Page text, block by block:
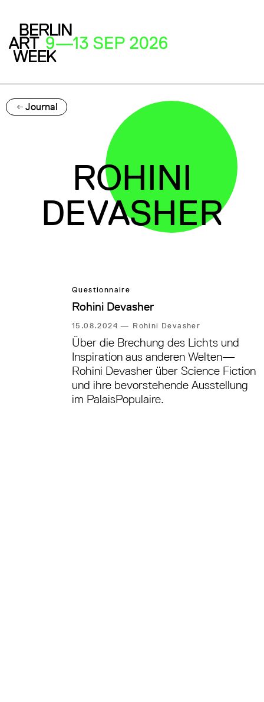
Journal
ROHINI
DEVASHER
Questionnaire
Rohini Devasher
15.08.2024— Rohini Devasher
Über die Brechung des Lichts und
Inspiration aus anderen Welten—
Rohini Devasher über Science Fiction
und ihre bevorstehende Ausstellung
im PalaisPopulaire.